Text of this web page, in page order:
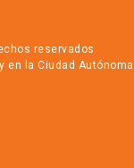
reservados
en la Ciudad Autónoma